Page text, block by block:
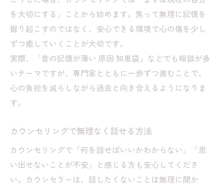
を大切にする」ことから始めます。焦って無理に記憶を
掘り起こすのではなく、安心できる環境で心の傷を少し
ずつ癒していくことが大切です。
実際、「昔の記憶が薄い 原因 知恵袋」などでも相談が多
いテーマですが、専門家とともに一歩ずつ進むことで、
心の負担を減らしながら過去と向き合えるようになりま
す。
カウンセリングで無理なく話せる方法
カウンセリングで「何を話せばいいかわからない」「思
い出せないことが不安」と感じる方も安心してくださ
い。カウンセラーは、話したくないことは無理に聞か